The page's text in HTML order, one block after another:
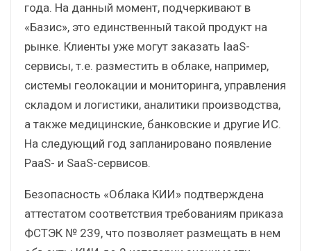
года. На данный момент, подчеркивают в
«Базис», это единственный такой продукт на
рынке. Клиенты уже могут заказать IaaS-
сервисы, т.е. разместить в облаке, например,
системы геолокации и мониторинга, управления
складом и логистики, аналитики производства,
а также медицинские, банковские и другие ИС.
На следующий год запланировано появление
PaaS- и SaaS-сервисов.
Безопасность «Облака КИИ» подтверждена
аттестатом соответствия требованиям приказа
ФСТЭК № 239, что позволяет размещать в нем